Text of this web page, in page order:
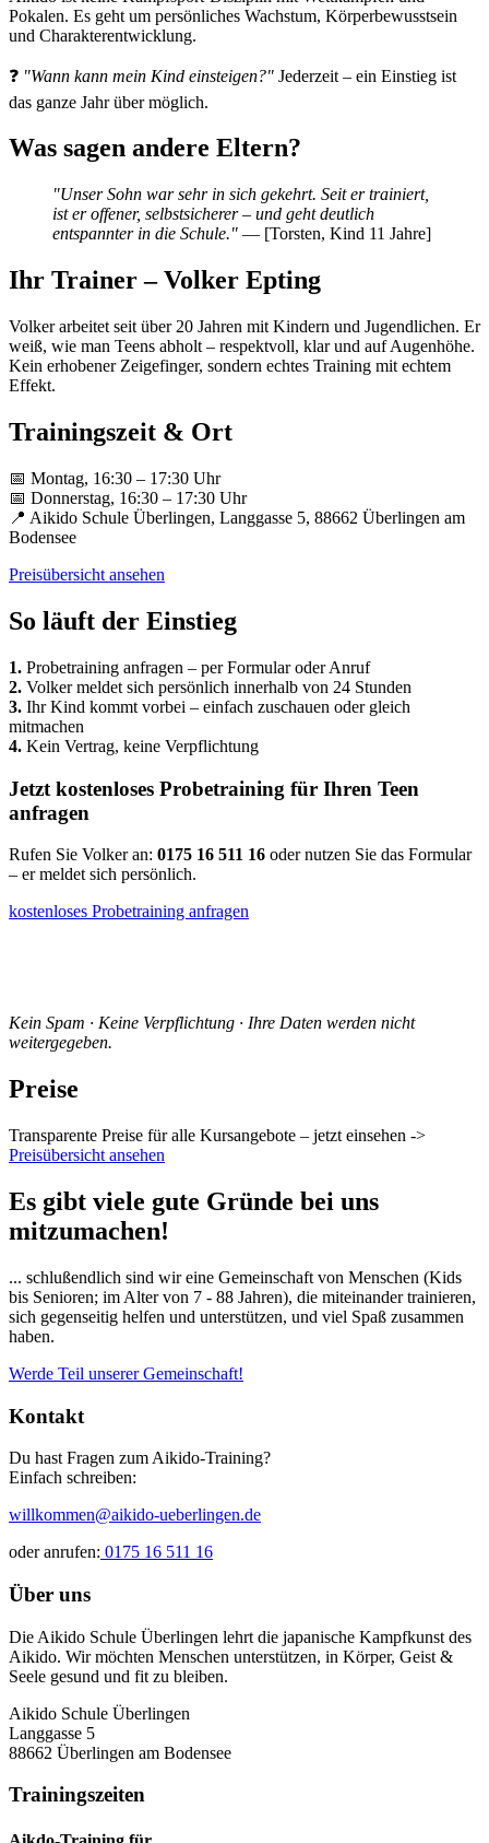
Pokalen. Es geht um persönliches Wachstum, Körperbewusstsein
und Charakterentwicklung.
❓ "Wann kann mein Kind einsteigen?" Jederzeit – ein Einstieg ist
das ganze Jahr über möglich.
Was sagen andere Eltern?
"Unser Sohn war sehr in sich gekehrt. Seit er trainiert,
ist er offener, selbstsicherer – und geht deutlich
entspannter in die Schule." — [Torsten, Kind 11 Jahre]
Ihr Trainer – Volker Epting
Volker arbeitet seit über 20 Jahren mit Kindern und Jugendlichen. Er
weiß, wie man Teens abholt – respektvoll, klar und auf Augenhöhe.
Kein erhobener Zeigefinger, sondern echtes Training mit echtem
Effekt.
Trainingszeit & Ort
📅 Montag, 16:30 – 17:30 Uhr
📅 Donnerstag, 16:30 – 17:30 Uhr
📍 Aikido Schule Überlingen, Langgasse 5, 88662 Überlingen am
Bodensee
Preisübersicht ansehen
So läuft der Einstieg
1. Probetraining anfragen – per Formular oder Anruf
2. Volker meldet sich persönlich innerhalb von 24 Stunden
3. Ihr Kind kommt vorbei – einfach zuschauen oder gleich
mitmachen
4. Kein Vertrag, keine Verpflichtung
Jetzt kostenloses Probetraining für Ihren Teen
anfragen
Rufen Sie Volker an: 0175 16 511 16 oder nutzen Sie das Formular
– er meldet sich persönlich.
kostenloses Probetraining anfragen
Kein Spam · Keine Verpflichtung · Ihre Daten werden nicht
weitergegeben.
Preise
Transparente Preise für alle Kursangebote – jetzt einsehen ->
Preisübersicht ansehen
Es gibt viele gute Gründe bei uns
mitzumachen!
... schlußendlich sind wir eine Gemeinschaft von Menschen (Kids
bis Senioren; im Alter von 7 - 88 Jahren), die miteinander trainieren,
sich gegenseitig helfen und unterstützen, und viel Spaß zusammen
haben.
Werde Teil unserer Gemeinschaft!
Kontakt
Du hast Fragen zum Aikido-Training?
Einfach schreiben:
willkommen@aikido-ueberlingen.de
oder anrufen: 0175 16 511 16
Über uns
Die Aikido Schule Überlingen lehrt die japanische Kampfkunst des
Aikido. Wir möchten Menschen unterstützen, in Körper, Geist &
Seele gesund und fit zu bleiben.
Aikido Schule Überlingen
Langgasse 5
88662 Überlingen am Bodensee
Trainingszeiten